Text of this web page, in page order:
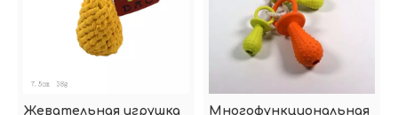
Жевательная игрушка
Многофункциональная